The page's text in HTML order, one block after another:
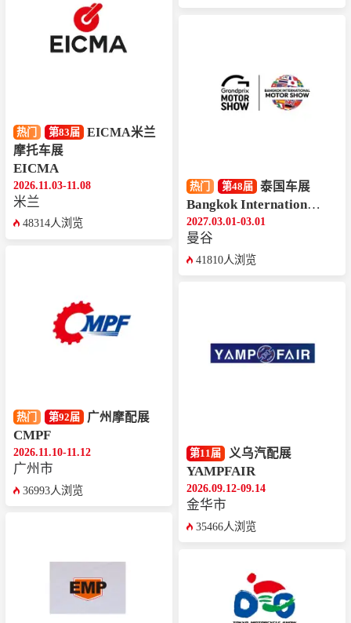
热门 第83届
EICMA米兰
摩托车展
EICMA
2026.11.03-11.08
米兰
48314人浏览
热门 第92届 广州摩配展
CMPF
2026.11.10-11.12
广州市
36993人浏览
热门 第48届 泰国车展
Bangkok International Motor Show
2027.03.01-03.01
曼谷
41810人浏览
第11届 义乌汽配展
YAMPFAIR
2026.09.12-09.14
金华市
35466人浏览